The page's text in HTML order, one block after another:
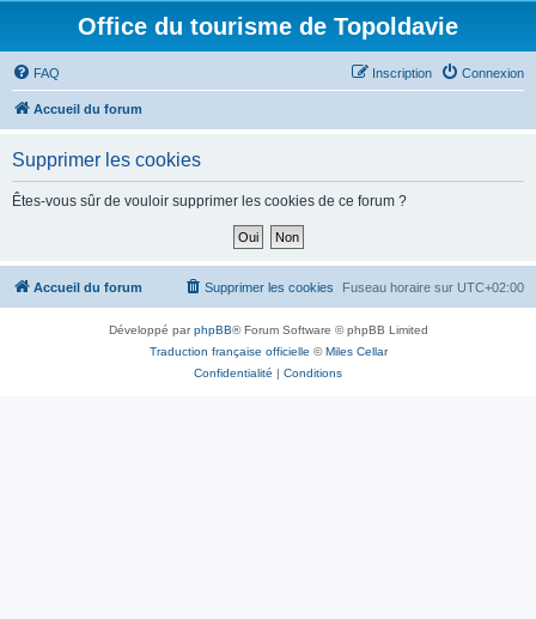
Office du tourisme de Topoldavie
FAQ Connexion
Inscription
Accueil du forum
Supprimer les cookies
Êtes-vous sûr de vouloir supprimer les cookies de ce forum ?
Accueil du forum Fuseau horaire sur UTC+02:00
Supprimer les cookies
Développé parphpBB® Forum Software © phpBB Limited
Traduction française officielle ©Miles Cellar
Confidentialité | Conditions